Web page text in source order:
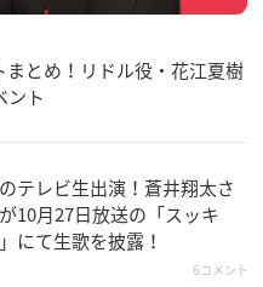
まとめ！リドル役・花江夏樹
ント
テレビ生出演！蒼井翔太さ
10月27日放送の「スッキ
にて生歌を披露！
6コメント